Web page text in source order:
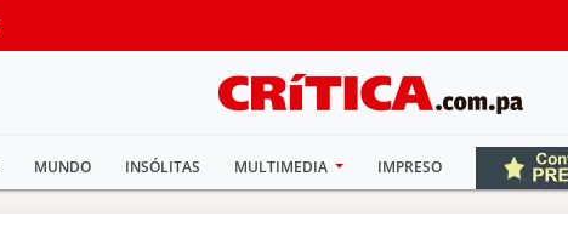
MUNDO INSÓLITAS MULTIMEDIA IMPRESO